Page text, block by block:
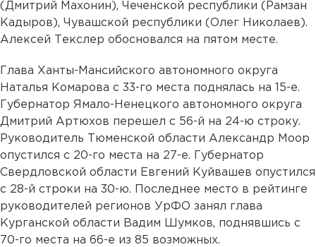
(Дмитрий Махонин), Чеченской республики (Рамзан
Кадыров), Чувашской республики (Олег Николаев).
Алексей Текслер обосновался на пятом месте.
Глава Ханты-Мансийского автономного округа
Наталья Комарова с 33-го места поднялась на 15-е.
Губернатор Ямало-Ненецкого автономного округа
Дмитрий Артюхов перешел с 56-й на 24-ю строку.
Руководитель Тюменской области Александр Моор
опустился с 20-го места на 27-е. Губернатор
Свердловской области Евгений Куйвашев опустился
с 28-й строки на 30-ю. Последнее место в рейтинге
руководителей регионов УрФО занял глава
Курганской области Вадим Шумков, поднявшись с
70-го места на 66-е из 85 возможных.